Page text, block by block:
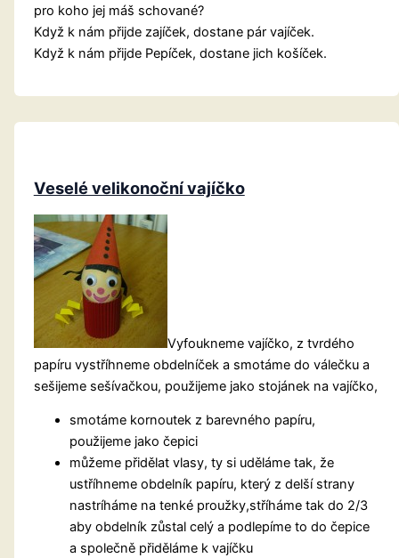
pro koho jej máš schované?
Když k nám přijde zajíček, dostane pár vajíček.
Když k nám přijde Pepíček, dostane jich košíček.
Veselé velikonoční vajíčko
Vyfoukneme vajíčko, z tvrdého
papíru vystříhneme obdelníček a smotáme do válečku a
sešijeme sešívačkou, použijeme jako stojánek na vajíčko,
smotáme kornoutek z barevného papíru,
použijeme jako čepici
můžeme přidělat vlasy, ty si uděláme tak, že
ustříhneme obdelník papíru, který z delší strany
nastríháme na tenké proužky,stříháme tak do 2/3
aby obdelník zůstal celý a podlepíme to do čepice
a společně přiděláme k vajíčku